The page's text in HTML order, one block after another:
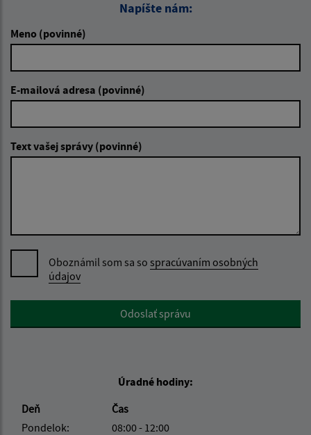
Napíšte nám:
Meno (povinné)
E-mailová adresa (povinné)
Text vašej správy (povinné)
Oboznámil som sa so spracúvaním osobných
údajov
Google reCaptcha ResponseOdoslať správu
Úradné hodiny:
Deň
Čas
Pondelok:
08:00 - 12:00